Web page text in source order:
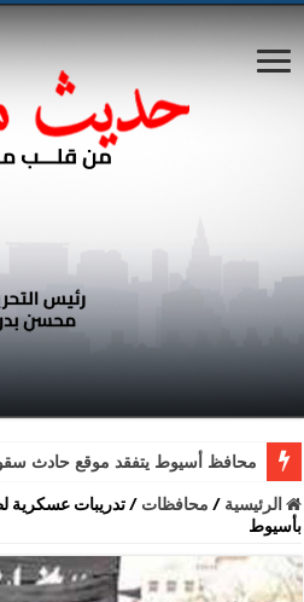
محافظ أسيوط يتفقد موقع حادث
الرئيسية / محافظات /تدريبات عسكرية
بأسيوط